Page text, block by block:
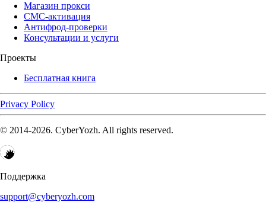
Магазин прокси
СМС-активация
Антифрод-проверки
Консультации и услуги
Проекты
Бесплатная книга
Privacy Policy
© 2014-2026. CyberYozh. All rights reserved.
Поддержка
support@cyberyozh.com